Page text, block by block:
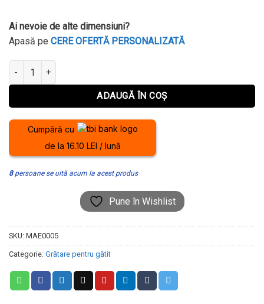
Ai nevoie de alte dimensiuni?
Apasă pe CERE OFERTĂ PERSONALIZATĂ
Cantitate GRĂTAR DIN FONTĂ 550 x 350 mm
ADAUGĂ ÎN COȘ
Cumpără cu
de la 16.10 LEI / lună
8persoane se uită acum la acest produs
Pune în Wishlist
SKU: MAE0005
Categorie: Grătare pentru gătit